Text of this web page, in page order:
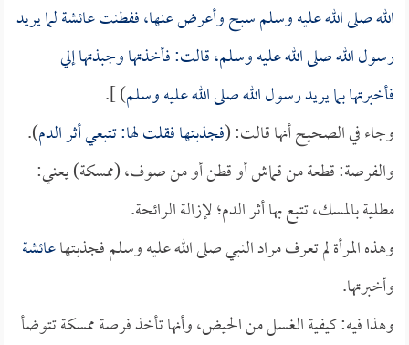
الله صلى الله عليه وسلم سبح وأعرض عنها، ففطنتعائشةلما يريد
رسول الله صلى الله عليه وسلم، قالت: فأخذتها وجبذتها إلي
فأخبرتها بما يريد رسول الله صلى الله عليه وسلم) ].
وجاء في الصحيح أنها قالت: (فجذبتها فقلت لها: تتبعي أثر الدم).
والفرصة: قطعة من قماش أو قطن أو من صوف، (ممسكة) يعني:
مطلية بالمسك، تتبع بها أثر الدم؛ لإزالة الرائحة.
وهذه المرأة لم تعرف مراد النبي صلى الله عليه وسلم فجذبتهاعائشة
وأخبرتها.
وهذا فيه: كيفية الغسل من الحيض، وأنها تأخذ فرصة ممسكة تتوضأ